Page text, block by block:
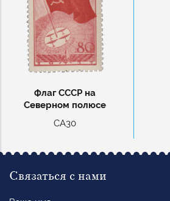
Флаг СССР на
Северном полюсе
СА30
Связаться с нами